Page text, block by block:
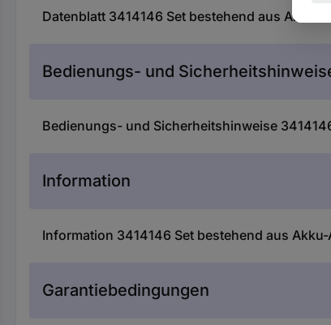
Datenblatt 3414146 Set bestehend aus Akku-
Bedienungs- und
Bedienungs- und Sicherheitshinweise
Information
Information 3414146 Set bestehend aus
Garantiebedingungen